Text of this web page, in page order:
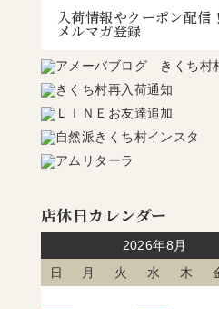
入荷情報やクーポン配信！
メルマガ登録
店休日カレンダー
2026年8月
日
月 火 水 木